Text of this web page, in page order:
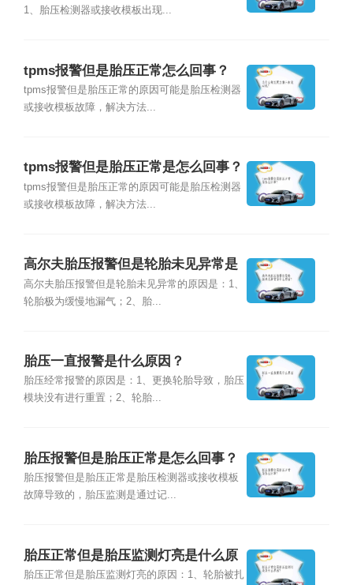
1、胎压检测器或接收模板出现...
tpms报警但是胎压正常怎么回事？
tpms报警但是胎压正常的原因可能是胎压检测器
或接收模板故障，解决方法...
tpms报警但是胎压正常是怎么回事？
tpms报警但是胎压正常的原因可能是胎压检测器
或接收模板故障，解决方法...
高尔夫胎压报警但是轮胎未见异常是
什么原因？
高尔夫胎压报警但是轮胎未见异常的原因是：1、
轮胎极为缓慢地漏气；2、胎...
胎压一直报警是什么原因？
胎压经常报警的原因是：1、更换轮胎导致，胎压
模块没有进行重置；2、轮胎...
胎压报警但是胎压正常是怎么回事？
胎压报警但是胎压正常是胎压检测器或接收模板
故障导致的，胎压监测是通过记...
胎压正常但是胎压监测灯亮是什么原
因？
胎压正常但是胎压监测灯亮的原因：1、轮胎被扎